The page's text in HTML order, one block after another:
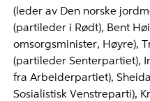
(leder av Den norske
(partileder i Rødt), Bent
omsorgsminister, Høyre),
(partileder Senterpartiet),
fra Arbeiderpartiet),
Sosialistisk Venstreparti),